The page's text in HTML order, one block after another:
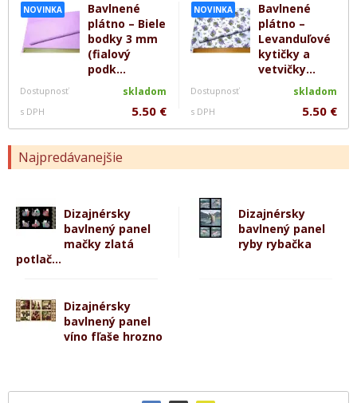
NOVINKA
Bavlnené
plátno – Biele
bodky 3 mm
(fialový
podk...
Dostupnosť skladom
s DPH 5.50 €
NOVINKA
Bavlnené
plátno –
Levanduľové
kytičky a
vetvičky...
Dostupnosť skladom
s DPH 5.50 €
Najpredávanejšie
Dizajnérsky
bavlnený panel
mačky zlatá
potlač...
Dizajnérsky
bavlnený panel
ryby rybačka
Dizajnérsky
bavlnený panel
víno fľaše hrozno